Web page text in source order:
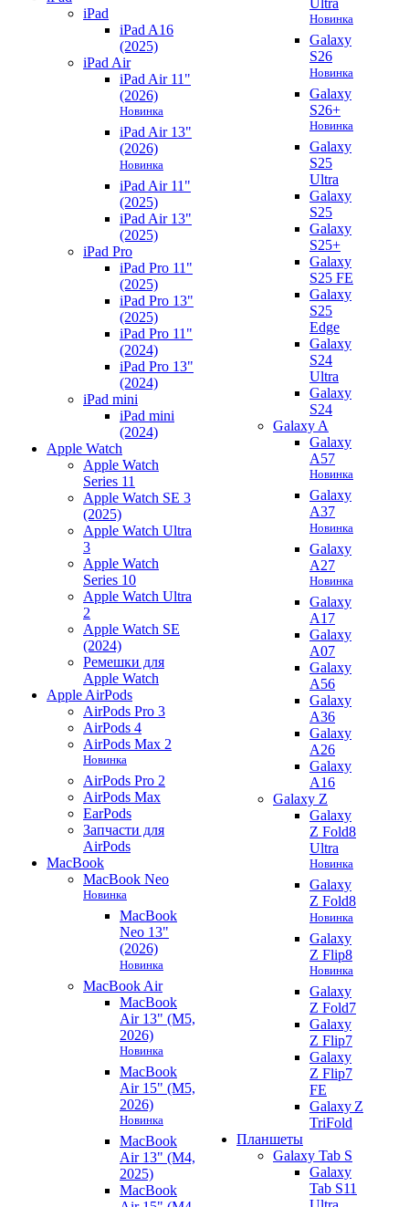
iPad
iPad A16
(2025)
iPad Air
iPad Air 11"
(2026)
Новинка
iPad Air 13"
(2026)
Новинка
iPad Air 11"
(2025)
iPad Air 13"
(2025)
iPad Pro
iPad Pro 11"
(2025)
iPad Pro 13"
(2025)
iPad Pro 11"
(2024)
iPad Pro 13"
(2024)
iPad mini
iPad mini
(2024)
Apple Watch
Apple Watch
Series 11
Apple Watch SE 3
(2025)
Apple Watch Ultra
3
Apple Watch
Series 10
Apple Watch Ultra
2
Apple Watch SE
(2024)
Ремешки для
Apple Watch
Apple AirPods
AirPods Pro 3
AirPods 4
AirPods Max 2
Новинка
AirPods Pro 2
AirPods Max
EarPods
Запчасти для
AirPods
MacBook
MacBook Neo
Новинка
MacBook
Neo 13"
(2026)
Новинка
MacBook Air
MacBook
Air 13" (M5,
2026)
Новинка
MacBook
Air 15" (M5,
2026)
Новинка
MacBook
Air 13" (M4,
2025)
MacBook
Ultra
Новинка
Galaxy
S26
Новинка
Galaxy
S26+
Новинка
Galaxy
S25
Ultra
Galaxy
S25
Galaxy
S25+
Galaxy
S25 FE
Galaxy
S25
Edge
Galaxy
S24
Ultra
Galaxy
S24
Galaxy A
Galaxy
A57
Новинка
Galaxy
A37
Новинка
Galaxy
A27
Новинка
Galaxy
A17
Galaxy
A07
Galaxy
A56
Galaxy
A36
Galaxy
A26
Galaxy
A16
Galaxy Z
Galaxy
Z Fold8
Ultra
Новинка
Galaxy
Z Fold8
Новинка
Galaxy
Z Flip8
Новинка
Galaxy
Z Fold7
Galaxy
Z Flip7
Galaxy
Z Flip7
FE
Galaxy Z
TriFold
Планшеты
Galaxy Tab S
Galaxy
Tab S11